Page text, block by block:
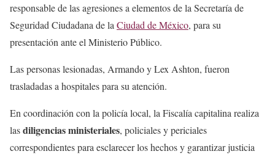
responsable de las agresiones a elementos de la Secretaría de
Seguridad Ciudadana de la Ciudad de México, para su
presentación ante el Ministerio Público.
Las personas lesionadas, Armando y Lex Ashton, fueron
trasladadas a hospitales para su atención.
En coordinación con la policía local, la Fiscalía capitalina realiza
lasdiligencias ministeriales, policiales y periciales
correspondientes para esclarecer los hechos y garantizar justicia